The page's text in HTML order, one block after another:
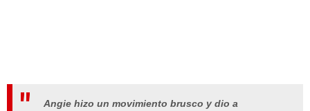
Angie hizo un movimiento brusco y dio a